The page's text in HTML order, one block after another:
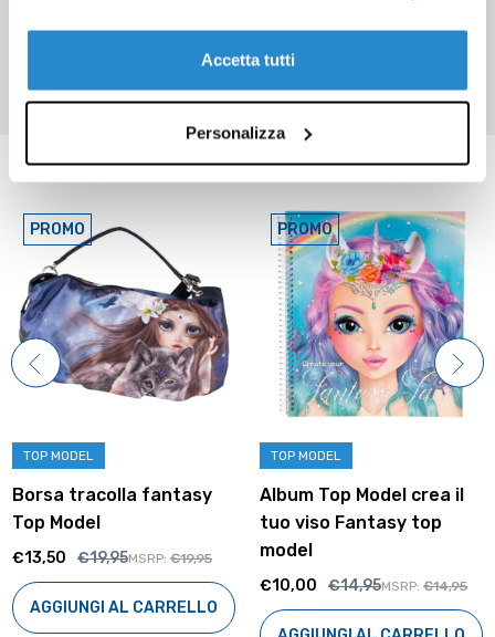
Accetta tutti
Personalizza
Prodotti correlati
PROMO
TOP MODEL
Borsa tracolla fantasy
Top Model
€13,50 €19,95MSRP:€19,95
AGGIUNGI AL CARRELLO
PROMO
TOP MODEL
Album Top Model crea il
tuo viso Fantasy top
model
€10,00 €14,95MSRP:€14,95